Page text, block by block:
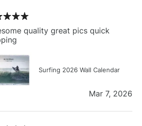
quality great pics quick
Surfing 2026 Wall Calendar
Mar 7, 2026